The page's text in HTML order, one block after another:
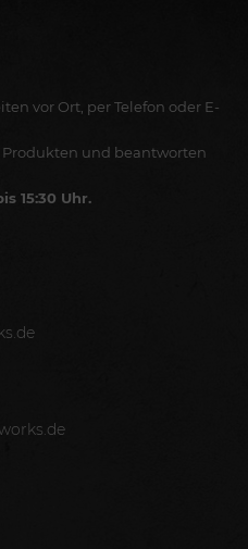
vor Ort, per Telefon oder E-
Produkten und beantworten
15:30 Uhr.